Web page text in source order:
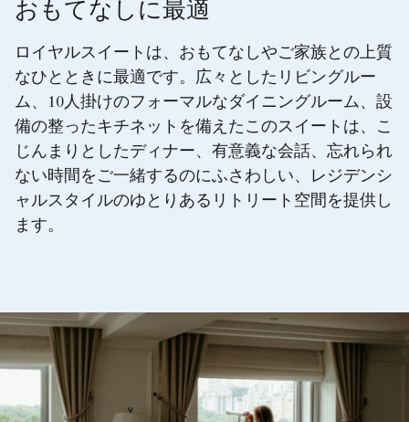
おもてなしに最適
ロイヤルスイートは、おもてなしやご家族との上質
なひとときに最適です。広々としたリビングルー
ム、10人掛けのフォーマルなダイニングルーム、設
備の整ったキチネットを備えたこのスイートは、こ
じんまりとしたディナー、有意義な会話、忘れられ
ない時間をご一緒するのにふさわしい、レジデンシ
ャルスタイルのゆとりあるリトリート空間を提供し
ます。